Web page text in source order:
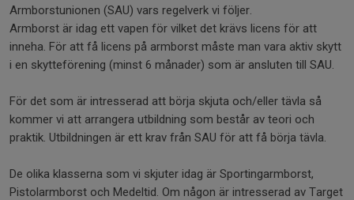
Armborstunionen (SAU) vars regelverk vi följer.
Armborst är idag ett vapen för vilket det krävs licens för att
inneha. För att få licens på armborst måste man vara aktiv skytt
i en skytteförening (minst 6 månader) som är ansluten till SAU.
För det som är intresserad att börja skjuta och/eller tävla så
kommer vi att arrangera utbildning som består av teori och
praktik. Utbildningen är ett krav från SAU för att få börja tävla.
De olika klasserna som vi skjuter idag är Sportingarmborst,
Pistolarmborst och Medeltid. Om någon är intresserad av Target